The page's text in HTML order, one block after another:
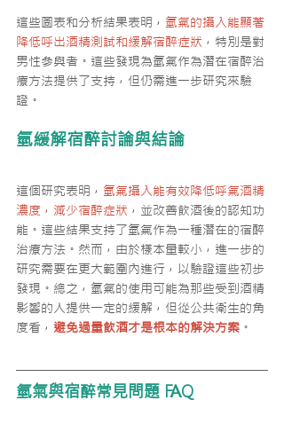
這些圖表和分析結果表明， 氫氣的攝入能顯著
降低呼出酒精測試和緩解宿醉症狀 ，特別是對
男性參與者。這些發現為氫氣作為潛在宿醉治
療方法提供了支持，但仍需進一步研究來驗
證。
氫緩解宿醉討論與結論
這個研究表明， 氫氣攝入能有效降低呼氣酒精
濃度，減少宿醉症狀 ，並改善飲酒後的認知功
能。這些結果支持了氫氣作為一種潛在的宿醉
治療方法。然而，由於樣本量較小，進一步的
研究需要在更大範圍內進行，以驗證這些初步
發現。總之，氫氣的使用可能為那些受到酒精
影響的人提供一定的緩解，但從公共衛生的角
度看， 避免過量飲酒才是根本的解決方案 。
氫氣與宿醉常見問題 FAQ